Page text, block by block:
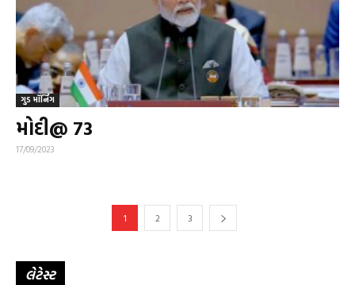
ગુડ મૉર્નિંગ
મોદી@ 73
17/09/2023
1 2 3
લેટેસ્ટ